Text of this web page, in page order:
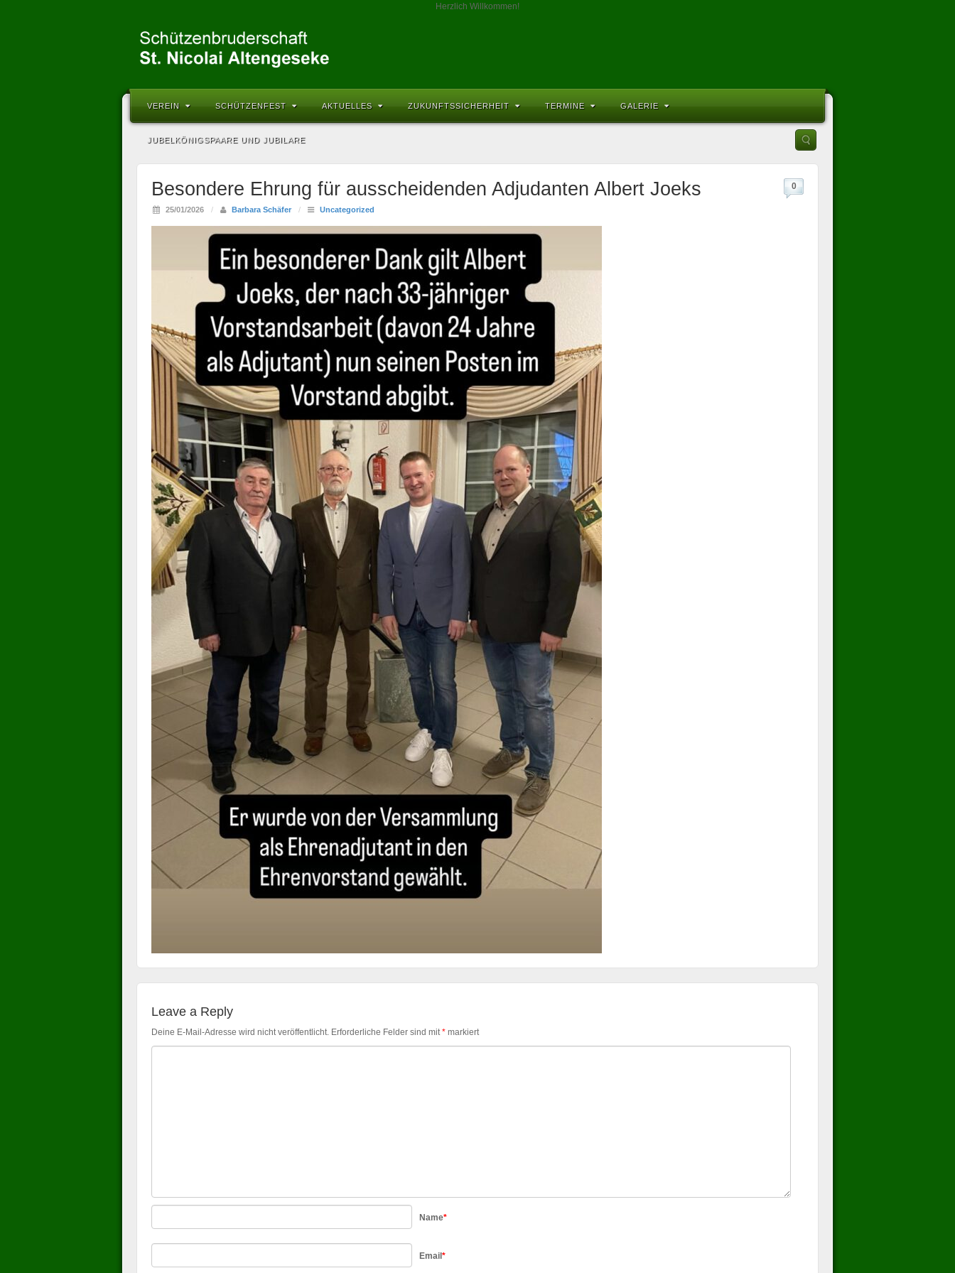
Herzlich Willkommen!
VEREIN SCHÜTZENFEST AKTUELLES ZUKUNFTSSICHERHEIT TERMINE GALERIE
JUBELKÖNIGSPAARE UND JUBILARE
Besondere Ehrung für ausscheidenden Adjudanten Albert Joeks
25/01/2026 / Barbara Schäfer / Uncategorized
0
Leave a Reply
Deine E-Mail-Adresse wird nicht veröffentlicht. Erforderliche Felder sind mit* markiert
Name*
Email*